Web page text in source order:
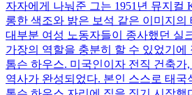
자자에게 나눠준 그는 1951년 뮤지컬
롱한 색조와 밝은 보석 같은 이미지
대부분 여성 노동자들이 종사했던 실
가장의 역할을 충분히 할 수 있었기
톰슨 하우스. 미국인이자 전직 건축
역사가 완성되었다. 본인 스스로 태